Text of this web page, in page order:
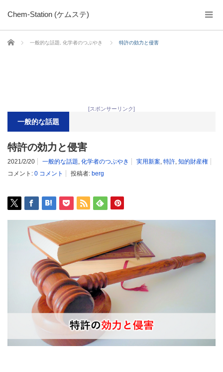
Chem-Station (ケムステ)
ホーム 一般的な話題 化学者のつぶやき 特許の効力と侵害
[スポンサーリンク]
一般的な話題
特許の効力と侵害
2021/2/20 一般的な話題, 化学者のつぶやき 実用新案, 特許, 知的財産権
コメント: 0 コメント 投稿者: berg